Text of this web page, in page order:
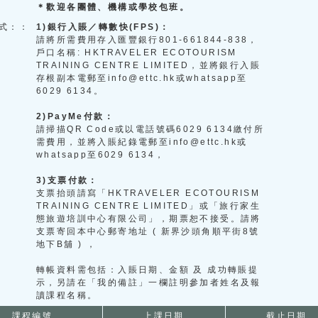
＊歡迎各團體、機構或學校包班。
：：
1)銀行入賬／轉數快(FPS)：
請將所需費用存入匯豐銀行801-661844-838，
戶口名稱: HKTRAVELER ECOTOURISM
TRAINING CENTRE LIMITED，並將銀行入賬
存根副本電郵至info@ettc.hk或whatsapp至
6029 6134。
2)PayMe付款：
請掃描QR Code或以電話號碼6029 6134繳付所
需費用，並將入賬紀錄電郵至info@ettc.hk或
whatsapp至6029 6134，
3)支票付款：
支票抬頭請寫「HKTRAVELER ECOTOURISM
TRAINING CENTRE LIMITED」或「旅行家生
態旅遊培訓中心有限公司」，期票恕不接受。請將
支票寄回本中心郵寄地址 ( 新界沙頭角順平街8號
地下B舖 ) ，
轉帳資料需包括：入賬日期、金額 及 成功轉賬提
示，另請在「我的備註」一欄註明參加者姓名及報
讀課程名稱。
課程編號 上課日期 截止日期